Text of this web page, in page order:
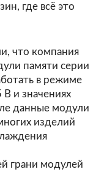
где всё это
что компания
памяти серии
в режиме
и значениях
данные модули
изделий
грани модулей